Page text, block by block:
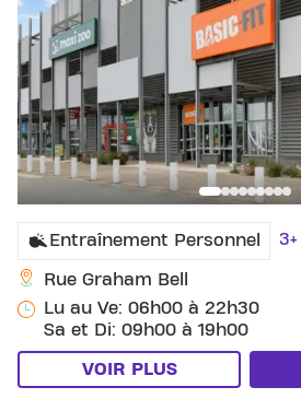
Entraînement Personnel 3+
Rue Graham Bell
Lu au Ve: 06h00 à 22h30
Sa et Di: 09h00 à 19h00
VOIR PLUS